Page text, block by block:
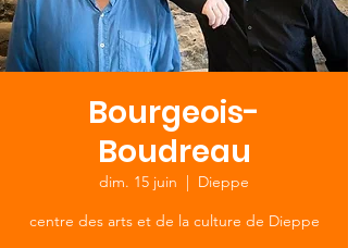
Bourgeois-
Boudreau
dim. 15 juin
  |
Dieppe
centre des arts et de la culture de Dieppe